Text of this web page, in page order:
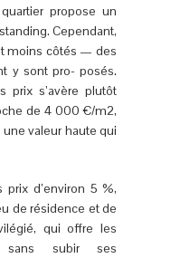
propose un
Cependant,
moins côtés — des
y sont pro- posés.
prix s’avère plutôt
de 4 000 €/m2,
valeur haute qui
d’environ 5 %,
de résidence et de
qui offre les
sans subir ses